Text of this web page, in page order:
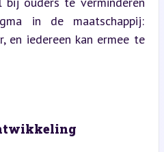
in de maatschappij:
en iedereen kan ermee te